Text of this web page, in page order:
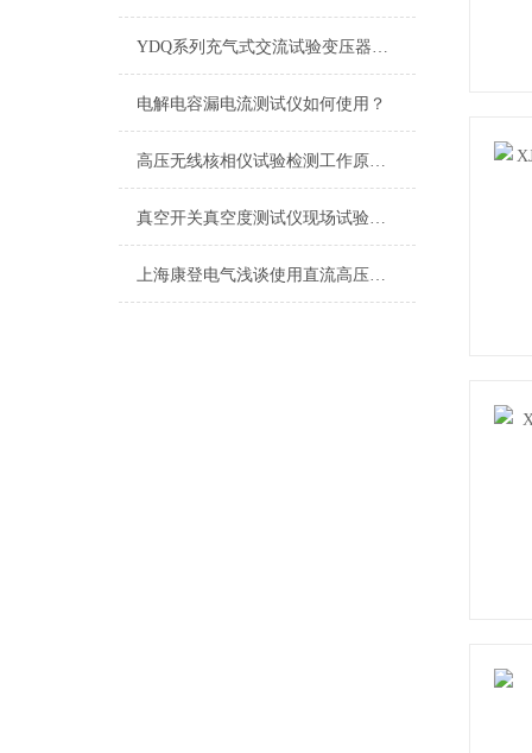
YDQ系列充气式交流试验变压器操作方法
电解电容漏电流测试仪如何使用？
高压无线核相仪试验检测工作原理及校验
真空开关真空度测试仪现场试验使用方法
上海康登电气浅谈使用直流高压发生器的测量方法有哪几种?